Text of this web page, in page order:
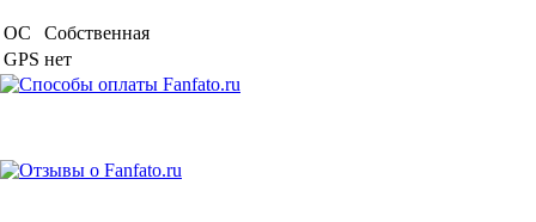
ОС
Собственная
GPS нет